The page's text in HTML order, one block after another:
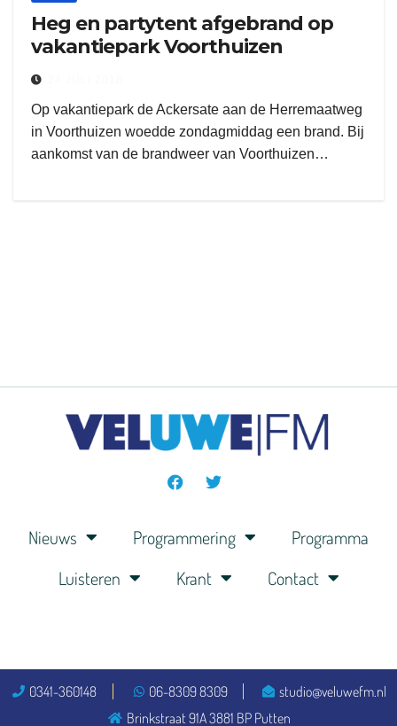
Heg en partytent afgebrand op
vakantiepark Voorthuizen
Op vakantiepark de Ackersate aan de Herremaatweg
in Voorthuizen woedde zondagmiddag een brand. Bij
aankomst van de brandweer van Voorthuizen…
Nieuws Programmering
Programma
Luisteren
Krant Contact
0341-360148 06-8309 8309
studio@veluwefm.nl
Brinkstraat 91A 3881 BP Putten